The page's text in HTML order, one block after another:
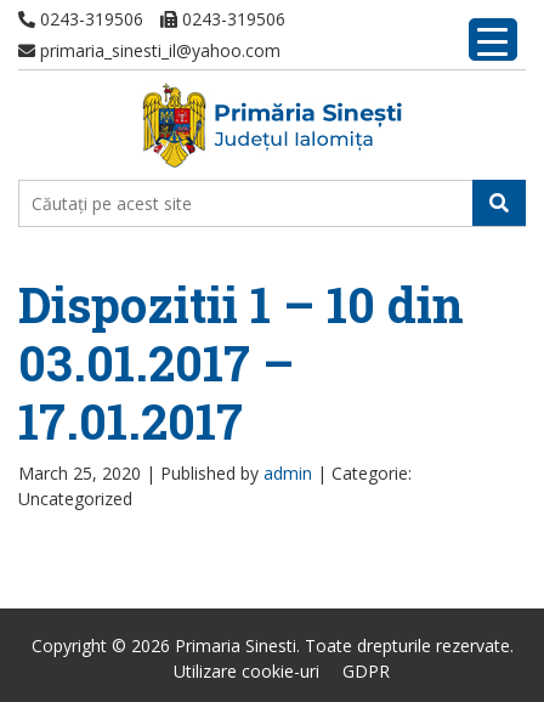
0243-319506
0243-319506
primaria_sinesti_il@yahoo.com
Dispozitii 1 – 10 din
03.01.2017 –
17.01.2017
March 25, 2020 | Published by admin | Categorie:
Uncategorized
Copyright © 2026 Primaria Sinesti. Toate drepturile rezervate.
Utilizare cookie-uri
GDPR